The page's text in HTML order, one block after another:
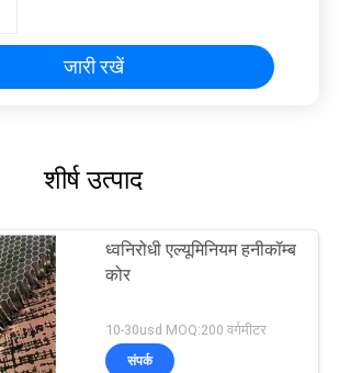
जारी रखें
शीर्ष उत्पाद
ध्वनिरोधी एल्यूमिनियम हनीकॉम्ब
कोर
10-30usd MOQ:200 वर्गमीटर
संपर्क